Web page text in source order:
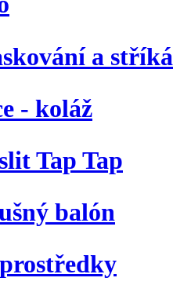
a
- koláž
Tap Tap
balón